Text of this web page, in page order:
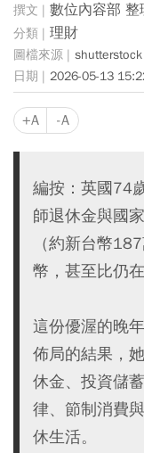
數位內容部 整
理財
shutterstock
2026-05-13
+A -A
編按：英國74
師退休金與國
（約新台幣
幣，甚至比仍
這份優渥的晚
佈局的結果，
休金、投資儲
律、節制消費
休生活。